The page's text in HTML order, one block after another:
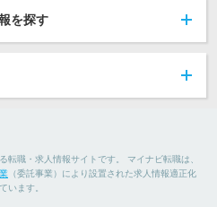
を探す
転職・求人情報サイトです。 マイナビ転職は、
（委託事業）により設置された求人情報適正化
います。